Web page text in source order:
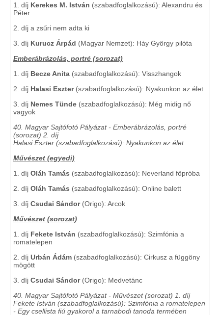
1. díj Kerekes M. István (szabadfoglalkozású): Alexandru és
Péter
2. díj a zsűri nem adta ki
3. díj Kurucz Árpád (Magyar Nemzet): Háy György pilóta
Emberábrázolás, portré (sorozat)
1. díj Becze Anita (szabadfoglalkozású): Visszhangok
2. díj Halasi Eszter(szabadfoglalkozású): Nyakunkon az élet
3. díj Nemes Tünde (szabadfoglalkozású): Még midig nő
vagyok
40. Magyar Sajtófotó Pályázat - Emberábrázolás, portré
(sorozat) 2. díj
Halasi Eszter (szabadfoglalkozású): Nyakunkon az élet
Művészet (egyedi)
1. díj Oláh Tamás (szabadfoglalkozású): Neverland főpróba
2. díj Oláh Tamás (szabadfoglalkozású): Online balett
3. díj Csudai Sándor(Origo): Arcok
Művészet (sorozat)
1. díj Fekete István (szabadfoglalkozású): Szimfónia a
romatelepen
2. díj Urbán Ádám (szabadfoglalkozású): Cirkusz a függöny
mögött
3. díj Csudai Sándor(Origo): Medvetánc
40. Magyar Sajtófotó Pályázat - Művészet (sorozat) 1. díj
Fekete István (szabadfoglalkozású): Szimfónia a romatelepen
- Egy csellista fiú gyakorol a tarnabodi tanoda termében